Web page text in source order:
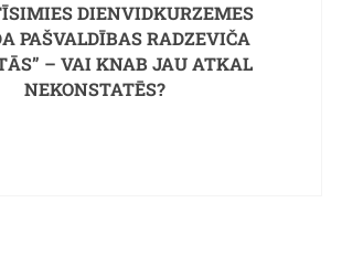
DIENVIDKURZEMES
PAŠVALDĪBAS RADZEVIČA
– VAI KNAB JAU ATKAL
NEKONSTATĒS?